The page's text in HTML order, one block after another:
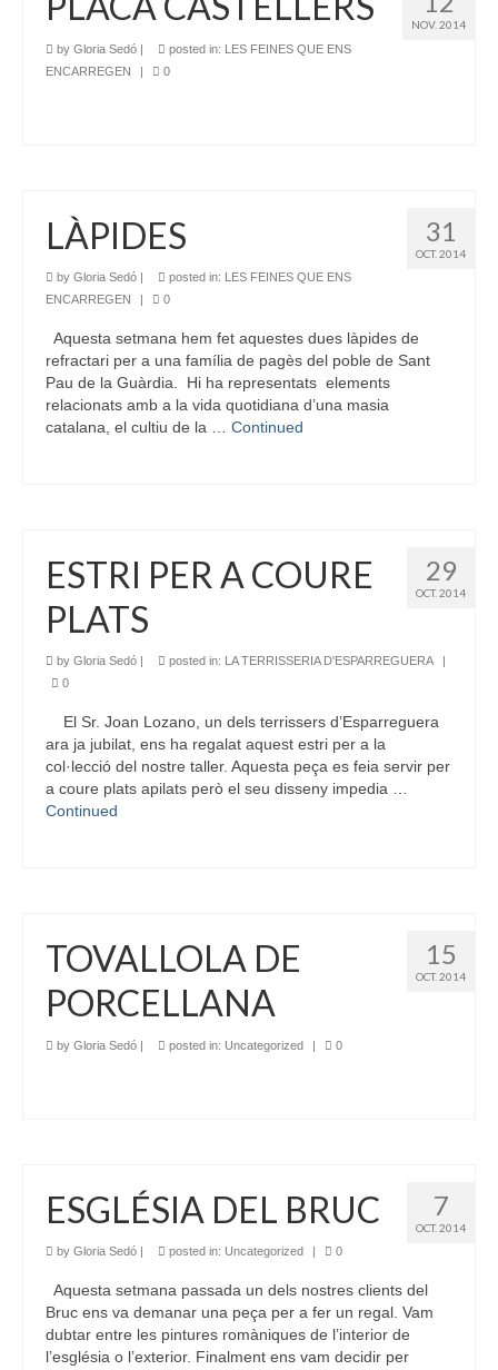
NOV. 2014
by Gloria Sedó | posted in: LES FEINES QUE ENS
ENCARREGEN
| 0
31
OCT. 2014
LÀPIDES
by Gloria Sedó | posted in: LES FEINES QUE ENS
ENCARREGEN
| 0
Aquesta setmana hem fet aquestes dues làpides de
refractari per a una família de pagès del poble de Sant
Pau de la Guàrdia. Hi ha representats elements
relacionats amb a la vida quotidiana d’una masia
catalana, el cultiu de la … Continued
29
OCT. 2014
ESTRI PER A COURE
PLATS
by Gloria Sedó posted in: LA TERRISSERIA D'ESPARREGUERA
0
El Sr. Joan Lozano, un dels terrissers d’Esparreguera
ara ja jubilat, ens ha regalat aquest estri per a la
col·lecció del nostre taller. Aquesta peça es feia servir per
a coure plats apilats però el seu disseny impedia …
Continued
15
OCT. 2014
TOVALLOLA DE
PORCELLANA
by Gloria Sedó | posted in: Uncategorized | 0
7
OCT. 2014
ESGLÉSIA DEL BRUC
by Gloria Sedó | posted in: Uncategorized | 0
Aquesta setmana passada un dels nostres clients del
Bruc ens va demanar una peça per a fer un regal. Vam
dubtar entre les pintures romàniques de l’interior de
l’església o l’exterior. Finalment ens vam decidir per